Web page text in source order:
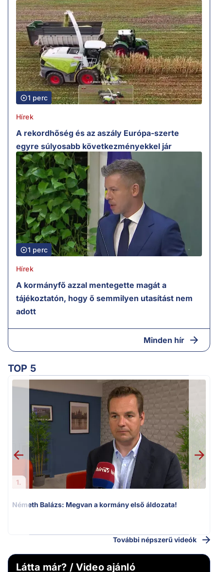
1 perc
Hírek
A rekordhőség és az aszály Európa-szerte
egyre súlyosabb következményekkel jár
1 perc
Hírek
A kormányfő azzal mentegette magát a
tájékoztatón, hogy ő semmilyen utasítást nem
adott
Minden hír
TOP 5
1.
Németh Balázs: Megvan a kormány első áldozata!
További népszerű videók
Látta már? / Video ajánló